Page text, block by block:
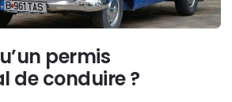
permis
de conduire ?